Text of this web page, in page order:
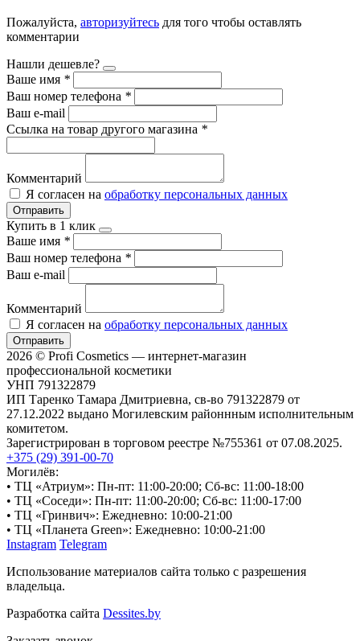
Пожалуйста, авторизуйтесь для того чтобы оставлять
комментарии
Нашли дешевле?
Ваше имя *
Ваш номер телефона *
Ваш e-mail
Ссылка на товар другого магазина *
Комментарий
Я согласен на обработку персональных данных
Отправить
Купить в 1 клик
Ваше имя *
Ваш номер телефона *
Ваш e-mail
Комментарий
Я согласен на обработку персональных данных
Отправить
2026 © Profi Cosmetics — интернет-магазин
профессиональной косметики
УНП 791322879
ИП Таренко Тамара Дмитриевна, св-во 791322879 от
27.12.2022 выдано Могилевским районнным исполнительным
комитетом.
Зарегистрирован в торговом реестре №755361 от 07.08.2025.
+375 (29) 391-00-70
Могилёв:
• ТЦ «Атриум»: Пн-пт: 11:00-20:00; Сб-вс: 11:00-18:00
• ТЦ «Соседи»: Пн-пт: 11:00-20:00; Сб-вс: 11:00-17:00
• ТЦ «Гринвич»: Ежедневно: 10:00-21:00
• ТЦ «Планета Green»: Ежедневно: 10:00-21:00
Instagram Telegram
Использование материалов сайта только с разрешения
владельца.
Разработка сайта Dessites.by